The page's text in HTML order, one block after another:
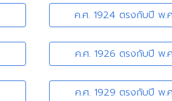
ค.ศ. 1924 ตรงกับปี พ.
ค.ศ. 1926 ตรงกับปี พ.
ค.ศ. 1929 ตรงกับปี พ.